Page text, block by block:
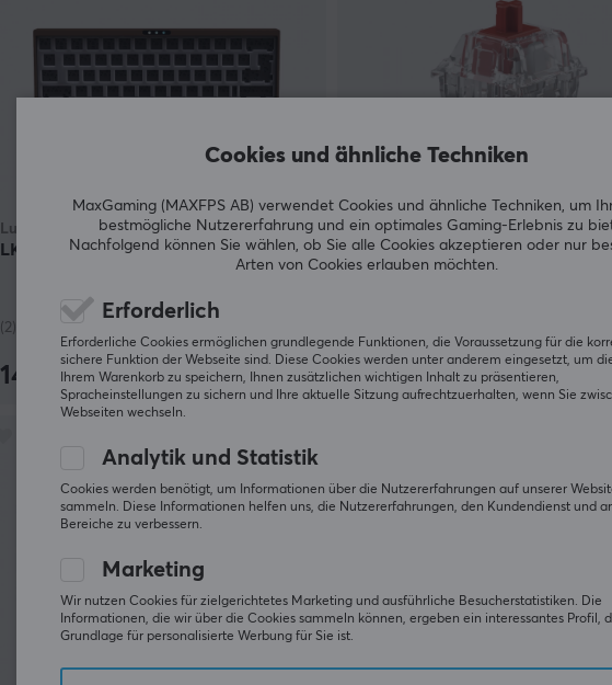
Luminkey
LK60 Pro Barebone - Coffee Brown
(2)
149.90 € Auf Lager
Glorious
Mechanical Switches Fox -
Linear Switch (110pcs)
44.90 €
Cookies und ähnliche Techniken
MaxGaming (MAXFPS AB) verwendet Cookies und ähnliche Techniken, um
bestmögliche Nutzererfahrung und ein optimales Gaming-Erlebnis zu
Nachfolgend können Sie wählen, ob Sie alle Cookies akzeptieren oder nur
Arten von Cookies erlauben möchten.
Erforderlich
Erforderliche Cookies ermöglichen grundlegende Funktionen, die Voraussetzung für die
sichere Funktion der Webseite sind. Diese Cookies werden unter anderem eingesetzt, um
Ihrem Warenkorb zu speichern, Ihnen zusätzlichen wichtigen Inhalt zu präsentieren,
Spracheinstellungen zu sichern und Ihre aktuelle Sitzung aufrechtzuerhalten, wenn Sie
Webseiten wechseln.
Analytik und Statistik
Cookies werden benötigt, um Informationen über die Nutzererfahrungen auf unserer
sammeln. Diese Informationen helfen uns, die Nutzererfahrungen, den Kundendienst und
Bereiche zu verbessern.
Marketing
Wir nutzen Cookies für zielgerichtetes Marketing und ausführliche Besucherstatistiken. Die
Informationen, die wir über die Cookies sammeln können, ergeben ein interessantes Profil,
Grundlage für personalisierte Werbung für Sie ist.